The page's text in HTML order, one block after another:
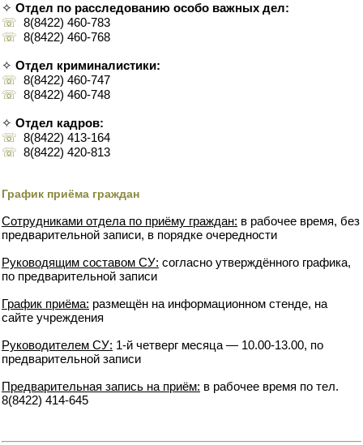
✧ Отдел по расследованию особо важных дел:
☏ 8(8422) 460-783
☏ 8(8422) 460-768
✧ Отдел криминалистики:
☏ 8(8422) 460-747
☏ 8(8422) 460-748
✧ Отдел кадров:
☏ 8(8422) 413-164
☏ 8(8422) 420-813
График приёма граждан
Сотрудниками отдела по приёму граждан: в рабочее время, без
предварительной записи, в порядке очередности
Руководящим составом СУ: согласно утверждённого графика,
по предварительной записи
График приёма: размещён на информационном стенде, на
сайте учреждения
Руководителем СУ: 1-й четверг месяца — 10.00-13.00, по
предварительной записи
Предварительная запись на приём: в рабочее время по тел.
8(8422) 414-645